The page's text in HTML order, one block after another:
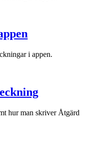
i appen.
hur man skriver Åtgärd